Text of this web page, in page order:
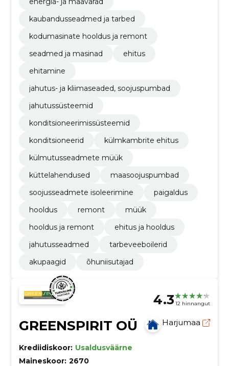
kaubandusseadmed ja tarbed
kodumasinate hooldus ja remont
seadmed ja masinad
ehitus
ehitamine
jahutus- ja kliimaseaded, soojuspumbad
jahutussüsteemid
konditsioneerimissüsteemid
konditsioneerid
külmkambrite ehitus
külmutusseadmete müük
küttelahendused
maasoojuspumbad
soojusseadmete isoleerimine
paigaldus
hooldus
remont
müük
hooldus ja remont
ehitus ja hooldus
jahutusseadmed
tarbeveeboilerid
akupaagid
õhuniisutajad
4.3 12 hinnangut
GREENSPIRIT OÜ Harjumaa
Krediidiskoor: Usaldusväärne
Maineskoor: 2670